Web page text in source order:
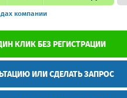
компании
КЛИК БЕЗ РЕГИСТРАЦИИ
ИЛИ СДЕЛАТЬ ЗАПРОС